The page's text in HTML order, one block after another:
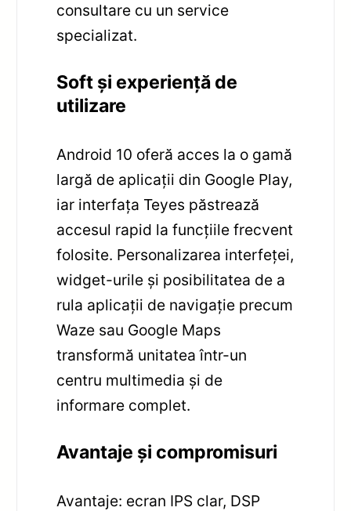
consultare cu un service
specializat.
Soft și experiență de
utilizare
Android 10 oferă acces la o gamă
largă de aplicații din Google Play,
iar interfața Teyes păstrează
accesul rapid la funcțiile frecvent
folosite. Personalizarea interfeței,
widget-urile și posibilitatea de a
rula aplicații de navigație precum
Waze sau Google Maps
transformă unitatea într-un
centru multimedia și de
informare complet.
Avantaje și compromisuri
Avantaje: ecran IPS clar, DSP